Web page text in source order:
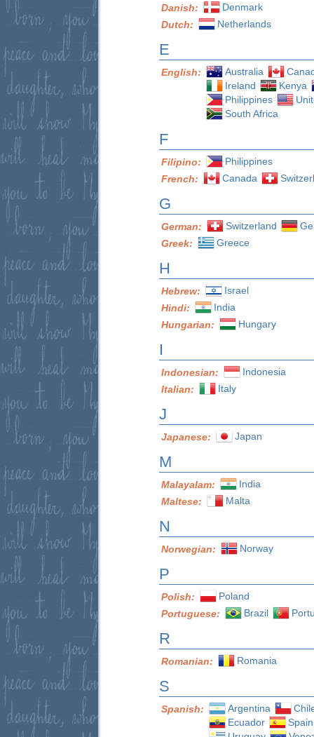
Danish:
Denmark
Dutch:
Netherlands
E
English: Australia
Ireland
Kenya
Philippines
South Africa
F
Filipino:
Philippines
French:
Canada
G
German: Switzerland
Greek:
Greece
H
Hebrew:
Israel
Hindi:
India
Hungarian:
Hungary
I
Indonesian:
Indonesia
Italian:
Italy
J
Japanese: Japan
M
Malayalam:
India
Maltese:
Malta
N
Norwegian: Norway
P
Polish:
Poland
Portuguese:
Brazil
R
Romanian: Romania
S
Spanish: Argentina
Ecuador
Spain